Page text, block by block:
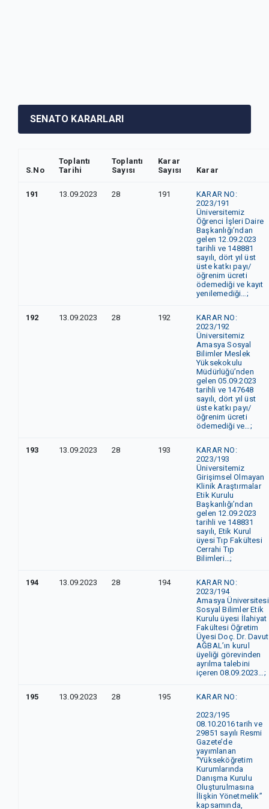
SENATO KARARLARI
S.No
Toplantı
Tarihi
Toplantı
Sayısı
Karar
Sayısı
Karar
191 13.09.2023 28 191
KARAR NO:
2023/191
Üniversitemiz
Öğrenci İşleri Daire
Başkanlığı’ndan
gelen 12.09.2023
tarihli ve 148881
sayılı, dört yıl üst
üste katkı payı/
öğrenim ücreti
ödemediği ve kayıt
yenilemediği…;
192 13.09.2023 28 192
KARAR NO:
2023/192
Üniversitemiz
Amasya Sosyal
Bilimler Meslek
Yüksekokulu
Müdürlüğü’nden
gelen 05.09.2023
tarihli ve 147648
sayılı, dört yıl üst
üste katkı payı/
öğrenim ücreti
ödemediği ve…;
193 13.09.2023 28 193
KARAR NO:
2023/
Üniversitemiz
Girişimsel Olmayan
Klinik Araştırmalar
Etik Kurulu
Başkanlığı’ndan
gelen 12.09.2023
tarihli ve 148831
sayılı, Etik Kurul
üyesi Tıp Fakültesi
Cerrahi Tıp
Bilimleri…;
194 13.09.2023 28 194
KARAR NO:
2023/
Amasya Üniversitesi
Sosyal Bilimler Etik
Kurulu üyesi İlahiyat
Fakültesi Öğretim
Üyesi Doç. Dr. Davut
AĞBAL’ın kurul
üyeliği görevinden
ayrılma talebini
içeren 08.09.2023…;
195 13.09.2023 28 195
KARAR NO:
2023/195
08.10.2016 tarih ve
29851 sayılı Resmi
Gazete’de
yayımlanan
“Yükseköğretim
Kurumlarında
Danışma Kurulu
Oluşturulmasına
İlişkin Yönetmelik”
kapsamında,